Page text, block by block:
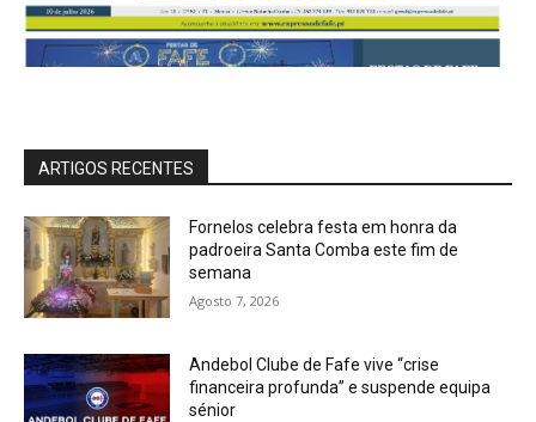
ARTIGOS RECENTES
Fornelos celebra festa em honra da
padroeira Santa Comba este fim de
semana
Agosto 7, 2026
Andebol Clube de Fafe vive “crise
financeira profunda” e suspende equipa
sénior